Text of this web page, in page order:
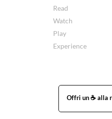
Read
Watch
Play
Experience